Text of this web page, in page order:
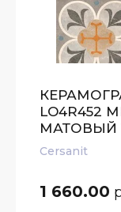
LO4R452
МАТОВЫЙ
Cersanit
1 660.00